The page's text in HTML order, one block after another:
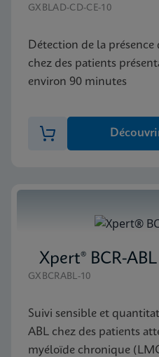
GXBLAD-CD-CE-10
Détection de la présence
chez des patients
environ 90 minutes
Xpert® BCR-
GXBCRABL-10
Suivi sensible et
ABL chez des patients
myéloïde chronique